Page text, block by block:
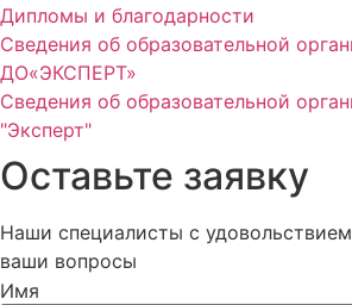
Дипломы и благодарности
Сведения об образовательной
ДО«ЭКСПЕРТ»
Сведения об образовательной
"Эксперт"
Оставьте заявку
Наши специалисты с
ваши вопросы
Имя